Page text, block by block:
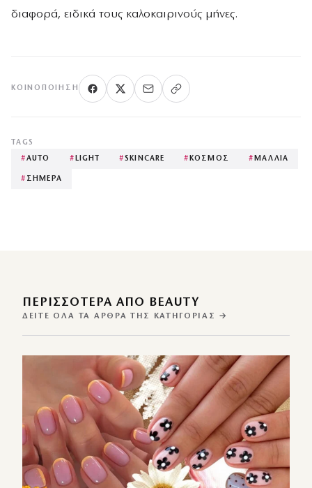
διαφορά, ειδικά τους καλοκαιρινούς μήνες.
ΚΟΙΝΟΠΟΊΗΣΗ
TAGS
#AUTO # LIGHT #SKINCARE # ΚΟΣΜΟΣ # ΜΑΛΛΙΑ
# ΣΗΜΕΡΑ
ΠΕΡΙΣΣΌΤΕΡΑ ΑΠΌ BEAUTY
ΔΕΊΤΕ ΌΛΑ ΤΑ ΆΡΘΡΑ ΤΗΣ ΚΑΤΗΓΟΡΊΑΣ →